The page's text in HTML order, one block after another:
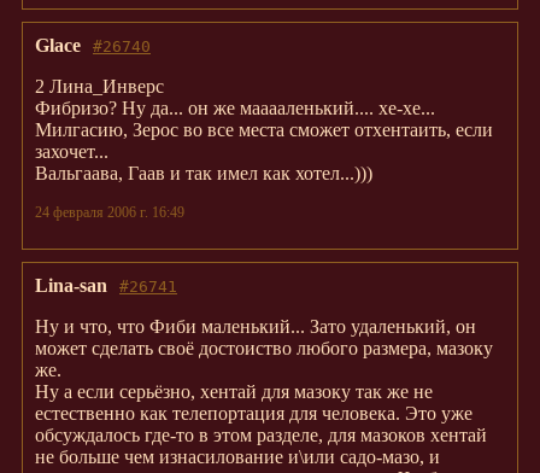
#26740
Glace
2 Лина_Инверс
Фибризо? Ну да... он же мааааленький.... хе-хе...
Милгасию, Зерос во все места сможет отхентаить, если
захочет...
Вальгаава, Гаав и так имел как хотел...)))
24 февраля 2006 г. 16:49
#26741
Lina-san
Ну и что, что Фиби маленький... Зато удаленький, он
может сделать своё достоиство любого размера, мазоку
же.
Ну а если серьёзно, хентай для мазоку так же не
естественно как телепортация для человека. Это уже
обсуждалось где-то в этом разделе, для мазоков хентай
не больше чем изнасилование и\или садо-мазо, и